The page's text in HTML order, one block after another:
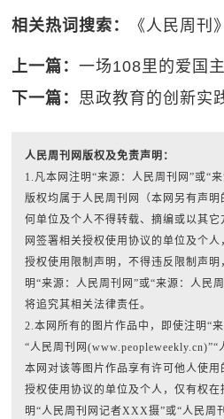
相关热词搜索： 《人民周刊
上一篇：一场108里的爱国
下一篇： 思政教育的创新实
人民周刊网版权及免责声明：
1.凡本网注明“来源：人民周刊网”或“
版权均属于人民周刊网（本网另有声
何单位及个人不得转载、摘编或以其
网签署相关授权使用协议的单位及个
授权使用限制声明，不得违反限制声
明“来源：人民周刊网”或“来源：人民
将追究其相关法律责任。
2.本网所有的图片作品中，即使注明“
“人民周刊网
本网对该等图片作品享有许可他人使
授权使用协议的单位及个人，仅有权
明“人民周刊网记者XXX摄”或“人民周